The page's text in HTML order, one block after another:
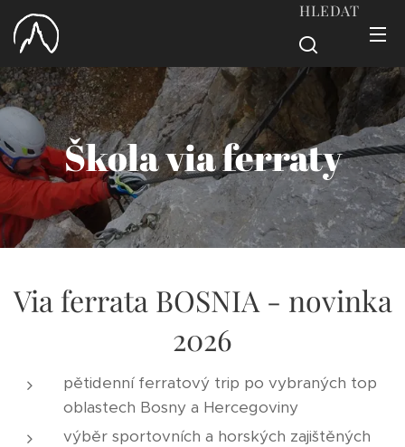
HLEDAT
Škola via ferraty
Via ferrata BOSNIA - novinka
2026
pětidenní ferratový trip po vybraných top
oblastech Bosny a Hercegoviny
výběr sportovních a horských zajištěných